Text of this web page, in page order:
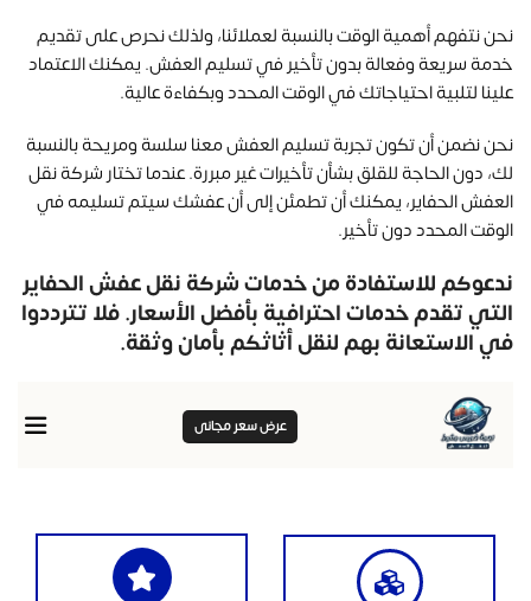
نحن نتفهم أهمية الوقت بالنسبة لعملائنا، ولذلك نحرص على تقديم
خدمة سريعة وفعالة بدون تأخير في تسليم العفش. يمكنك الاعتماد
علينا لتلبية احتياجاتك في الوقت المحدد وبكفاءة عالية.
نحن نضمن أن تكون تجربة تسليم العفش معنا سلسة ومريحة بالنسبة
لك، دون الحاجة للقلق بشأن تأخيرات غير مبررة. عندما تختار شركة نقل
العفش الحفاير، يمكنك أن تطمئن إلى أن عفشك سيتم تسليمه في
الوقت المحدد دون تأخير.
ندعوكم للاستفادة من خدمات شركة نقل عفش الحفاير
التي تقدم خدمات احترافية بأفضل الأسعار. فلا تترددوا
في الاستعانة بهم لنقل أثاثكم بأمان وثقة.